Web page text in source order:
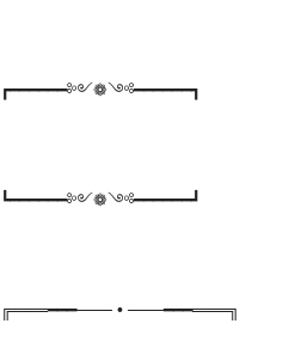
┏━━━━━━༻❁༺━━━━━━┓
┗━━━━━━༻❁༺━━━━━━┛
╔═══━━━─── • ───━━━═══╗